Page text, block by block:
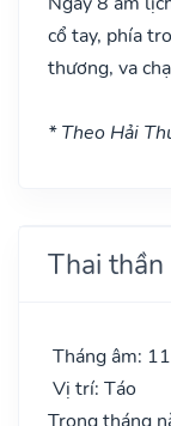
cổ tay, phía
thương, va
* Theo Hải
Thai
Tháng âm: 11
Vị trí: Táo